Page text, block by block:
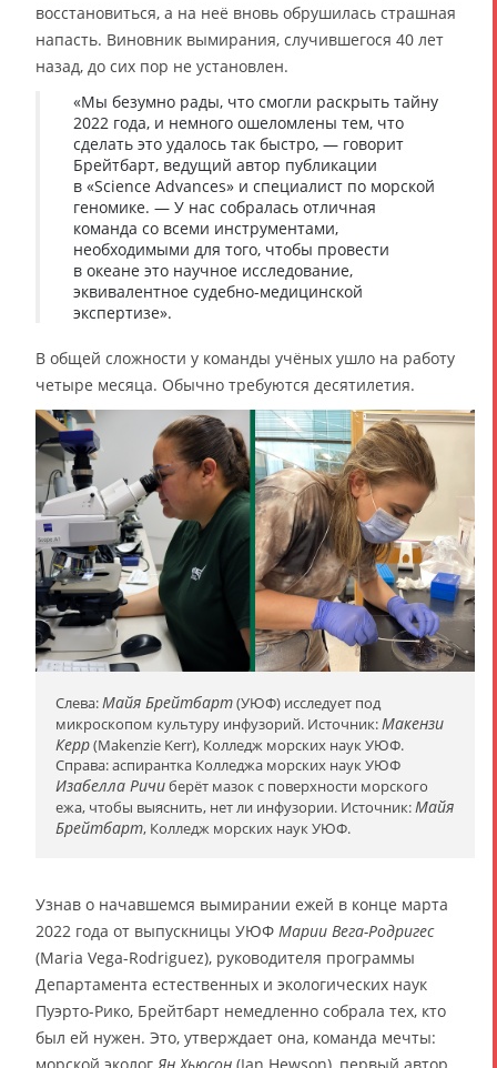
восстановиться, а на неё вновь обрушилась страшная
напасть. Виновник вымирания, случившегося 40 лет
назад, до сих пор не установлен.
«Мы безумно рады, что смогли раскрыть тайну
2022 года, и немного ошеломлены тем, что
сделать это удалось так быстро, — говорит
Брейтбарт, ведущий автор публикации
в «Science Advances» и специалист по морской
геномике. — У нас собралась отличная
команда со всеми инструментами,
необходимыми для того, чтобы провести
в океане это научное исследование,
эквивалентное судебно-медицинской
экспертизе».
В общей сложности у команды учёных ушло на работу
четыре месяца. Обычно требуются десятилетия.
Слева: Майя Брейтбарт(УЮФ) исследует под
микроскопом культуру инфузорий. Источник: Макензи
Керр(Makenzie Kerr), Колледж морских наук УЮФ.
Справа: аспирантка Колледжа морских наук УЮФ
Изабелла Ричиберёт мазок с поверхности морского
ежа, чтобы выяснить, нет ли инфузории. Источник: Майя
Брейтбарт, Колледж морских наук УЮФ.
Узнав о начавшемся вымирании ежей в конце марта
2022 года от выпускницы УЮФ Марии Вега-Родригес
(Maria Vega-Rodriguez), руководителя программы
Департамента естественных и экологических наук
Пуэрто-Рико, Брейтбарт немедленно собрала тех, кто
был ей нужен. Это, утверждает она, команда мечты: